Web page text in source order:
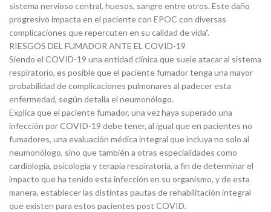
sistema nervioso central, huesos, sangre entre otros. Este daño
progresivo impacta en el paciente con EPOC con diversas
complicaciones que repercuten en su calidad de vida”.
RIESGOS DEL FUMADOR ANTE EL COVID-19
Siendo el COVID-19 una entidad clínica que suele atacar al sistema
respiratorio, es posible que el paciente fumador tenga una mayor
probabilidad de complicaciones pulmonares al padecer esta
enfermedad, según detalla el neumonólogo.
Explica que el paciente fumador, una vez haya superado una
infección por COVID-19 debe tener, al igual que en pacientes no
fumadores, una evaluación médica integral que incluya no solo al
neumonólogo, sino que también a otras especialidades como
cardiología, psicología y terapia respiratoria, a fin de determinar el
impacto que ha tenido esta infección en su organismo, y de esta
manera, establecer las distintas pautas de rehabilitación integral
que existen para estos pacientes post COVID.